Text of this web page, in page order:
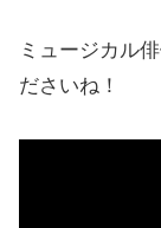
ミュージカル
ださいね！